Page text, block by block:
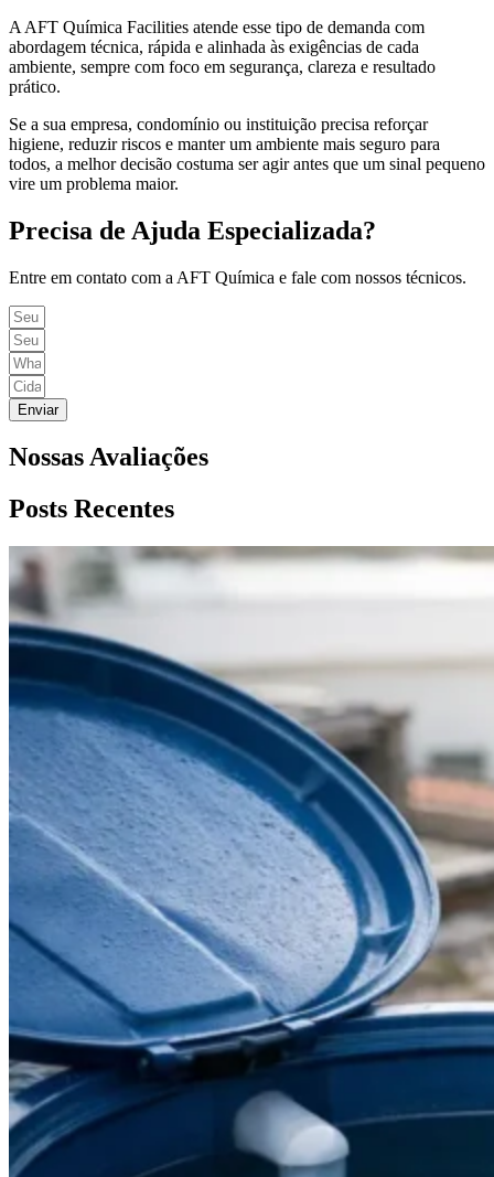
A AFT Química Facilities atende esse tipo de demanda com
abordagem técnica, rápida e alinhada às exigências de cada
ambiente, sempre com foco em segurança, clareza e resultado
prático.
Se a sua empresa, condomínio ou instituição precisa reforçar
higiene, reduzir riscos e manter um ambiente mais seguro para
todos, a melhor decisão costuma ser agir antes que um sinal pequeno
vire um problema maior.
Precisa de Ajuda Especializada?
Entre em contato com a AFT Química e fale com nossos técnicos.
Enviar
Nossas Avaliações
Posts Recentes